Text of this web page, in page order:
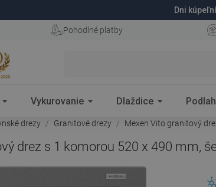
Dni
Pohodlné platby
Vykurovanie Dlaždice
drezy Granitové drezy Mexen Vito granitový
drez s 1 komorou 520 x 490 mm,